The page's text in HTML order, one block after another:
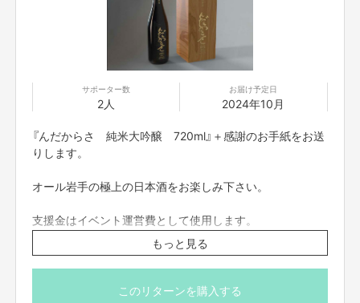
僕らが20代で安酒しか飲んだことがなかった頃、日本酒といえばだらしな
く酔い潰れるための劇薬くらいのイメージしかありませんでした。
飲み会の終盤くらいに「そろそろこれいきますか」と安い一升瓶が出てき
て、みんなでしっかりだらしなく酔い潰れていました。
ちゃんと味わって飲んだことがなかったのです。
サポーター数
2人
お届け予定日
2024年10月
『んだからさ 純米大吟醸 720ml』＋感謝のお手紙をお送
りします。
オール岩手の極上の日本酒をお楽しみ下さい。
支援金はイベント運営費として使用します。
んだからさ 特別純米 ７２０ml
品目：日本酒
原材料名：米（国産）、米麹（国産米）
もっと見る
このリターンを購入する